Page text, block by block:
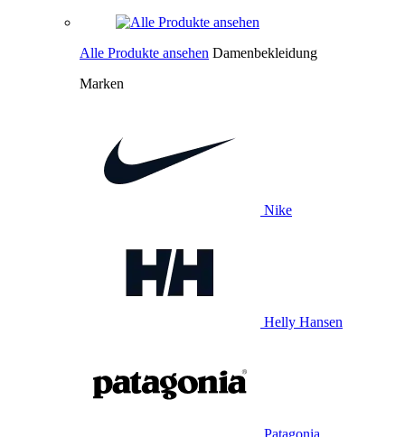
Alle Produkte ansehen Damenbekleidung
Marken
Nike
Helly Hansen
Patagonia